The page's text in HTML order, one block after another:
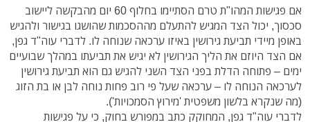
אם פגישות המהו"ת טרם הסתיימו בחלוף 60 יום מהבקשה ליישוב
סכסוך, יכול הצד המגיש להתעלם מההסכמות שהושגו בגישור ולהגיש
באופן מיידי תביעת גירושין באיזו ערכאה שנוחה לו. לדברי עוה"ד גפן,
אם הצד היוזם את הליך הגירושין לא יגיש את תביעתו במהלך שבועיים
ימים – פתוחה הדלת בפני הצד השני להגיש גם הוא תביעת גירושין
לערכאה הנוחה לו – ערכאה שעל פי רוב פחות נוחה לבן או בת הזוג
(מה שנקרא בלשון משפטית 'מירוץ הסמכויות').
לדברי עוה"ד גפן, המחוקק כתב במפורש בחוק, כי על פגישות